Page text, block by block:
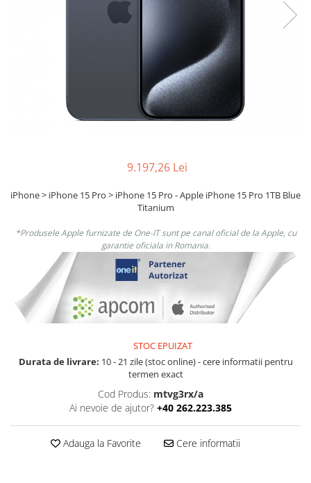
Smartphone IPhone
9.197,26 Lei
iPhone > iPhone 15 Pro > iPhone 15 Pro - Apple iPhone 15 Pro 1TB Blue
Titanium
*Produsele Apple furnizate de One-IT sunt pe canal oficial de la Apple, cu
garantie oficiala in Romania.
STOC EPUIZAT
Durata de livrare: 10 - 21 zile (stoc online) - cere informatii pentru
termen exact
Cod Produs: mtvg3rx/a
Ai nevoie de ajutor? +40 262.223.385
Adauga la Favorite Cere informatii